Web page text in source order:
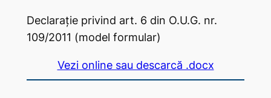
Declarație privind art. 6 din O.U.G. nr.
109/2011 (model formular)
Vezi online sau descarcă .docx